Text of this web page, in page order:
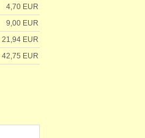
4,70 EUR
9,00 EUR
21,94 EUR
42,75 EUR